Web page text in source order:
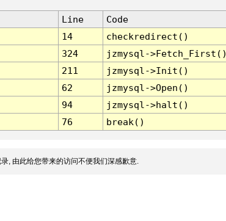
Line
Code
14
checkredirect()
324
jzmysql-
211
jzmysql->Init()
62
jzmysql->Open()
94
jzmysql->halt()
76 break()
, 由此给您带来的访问不便我们深感歉意.